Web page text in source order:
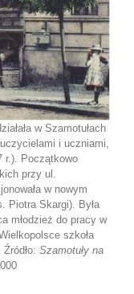
w Szamotułach
i uczniami,
r.). Początkowo
przy ul.
w nowym
Piotra Skargi). Była
młodzież do pracy w
szkoła
Szamotuły na